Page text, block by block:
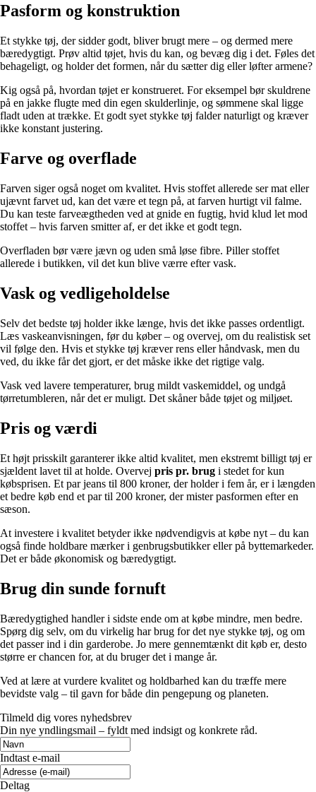
Pasform og konstruktion
Et stykke tøj, der sidder godt, bliver brugt mere – og dermed mere
bæredygtigt. Prøv altid tøjet, hvis du kan, og bevæg dig i det. Føles det
behageligt, og holder det formen, når du sætter dig eller løfter armene?
Kig også på, hvordan tøjet er konstrueret. For eksempel bør skuldrene
på en jakke flugte med din egen skulderlinje, og sømmene skal ligge
fladt uden at trække. Et godt syet stykke tøj falder naturligt og kræver
ikke konstant justering.
Farve og overflade
Farven siger også noget om kvalitet. Hvis stoffet allerede ser mat eller
ujævnt farvet ud, kan det være et tegn på, at farven hurtigt vil falme.
Du kan teste farveægtheden ved at gnide en fugtig, hvid klud let mod
stoffet – hvis farven smitter af, er det ikke et godt tegn.
Overfladen bør være jævn og uden små løse fibre. Piller stoffet
allerede i butikken, vil det kun blive værre efter vask.
Vask og vedligeholdelse
Selv det bedste tøj holder ikke længe, hvis det ikke passes ordentligt.
Læs vaskeanvisningen, før du køber – og overvej, om du realistisk set
vil følge den. Hvis et stykke tøj kræver rens eller håndvask, men du
ved, du ikke får det gjort, er det måske ikke det rigtige valg.
Vask ved lavere temperaturer, brug mildt vaskemiddel, og undgå
tørretumbleren, når det er muligt. Det skåner både tøjet og miljøet.
Pris og værdi
Et højt prisskilt garanterer ikke altid kvalitet, men ekstremt billigt tøj er
sjældent lavet til at holde. Overvej pris pr. brug i stedet for kun
købsprisen. Et par jeans til 800 kroner, der holder i fem år, er i længden
et bedre køb end et par til 200 kroner, der mister pasformen efter en
sæson.
At investere i kvalitet betyder ikke nødvendigvis at købe nyt – du kan
også finde holdbare mærker i genbrugsbutikker eller på byttemarkeder.
Det er både økonomisk og bæredygtigt.
Brug din sunde fornuft
Bæredygtighed handler i sidste ende om at købe mindre, men bedre.
Spørg dig selv, om du virkelig har brug for det nye stykke tøj, og om
det passer ind i din garderobe. Jo mere gennemtænkt dit køb er, desto
større er chancen for, at du bruger det i mange år.
Ved at lære at vurdere kvalitet og holdbarhed kan du træffe mere
bevidste valg – til gavn for både din pengepung og planeten.
Tilmeld dig vores nyhedsbrev
Din nye yndlingsmail – fyldt med indsigt og konkrete råd.
Indtast e-mail
Deltag